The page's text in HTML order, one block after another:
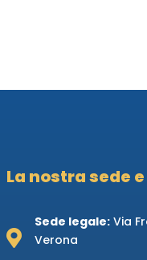
La nostra sede
Sede legale:Via
Verona
